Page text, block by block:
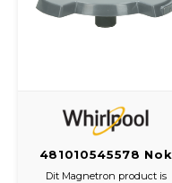
481010545578 Nok
Voor draaiplateau
Dit Magnetron product is